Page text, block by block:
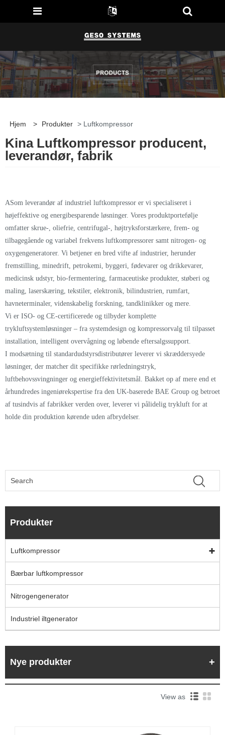
Hjem > Produkter > Luftkompressor
Kina Luftkompressor producent,
leverandør, fabrik
ASom leverandør af industriel luftkompressor er vi specialiseret i
højeffektive og energibesparende løsninger. Vores produktportefølje
omfatter skrue-, oliefrie, centrifugal-, højtryksforstærkere, frem- og
tilbagegående og variabel frekvens luftkompressorer samt nitrogen- og
oxygengeneratorer. Vi betjener en bred vifte af industrier, herunder
fremstilling, minedrift, petrokemi, byggeri, fødevarer og drikkevarer,
medicinsk udstyr, bio-fermentering, farmaceutiske produkter, støberi og
maling, laserskæring, tekstiler, elektronik, bilindustrien, rumfart,
havneterminaler, videnskabelig forskning, tandklinikker og mere.
Vi er ISO- og CE-certificerede og tilbyder komplette
trykluftsystemløsninger – fra systemdesign og kompressorvalg til tilpasset
installation, intelligent overvågning og løbende eftersalgssupport.
I modsætning til standardudstyrsdistributører leverer vi skræddersyede
løsninger, der matcher dit specifikke rørledningstryk,
luftbehovssvingninger og energieffektivitetsmål. Bakket op af mere end et
århundredes ingeniørekspertise fra den UK-baserede BAE Group og betroet
af tusindvis af fabrikker verden over, leverer vi pålidelig trykluft for at
holde din produktion kørende uden afbrydelser.
Produkter
Luftkompressor
Bærbar luftkompressor
Nitrogengenerator
Industriel iltgenerator
Nye produkter
View as